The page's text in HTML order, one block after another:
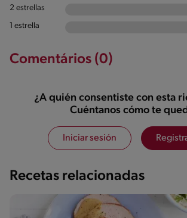
2 estrellas
1 estrella
Comentários (0)
¿A quién consentiste con esta
Cuéntanos cómo te
Iniciar sesión
Recetas relacionadas